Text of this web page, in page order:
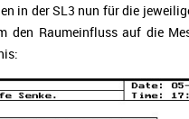
in der SL3 nun für die
den Raumeinfluss auf die